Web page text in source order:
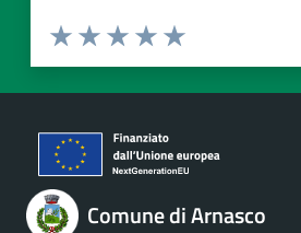
Valuta 5 stelle su 5
Valuta 4 stelle su 5
Valuta 3 stelle su 5
Valuta 2 stelle su 5
Valuta 1 stelle su 5
Comune di Arnasco